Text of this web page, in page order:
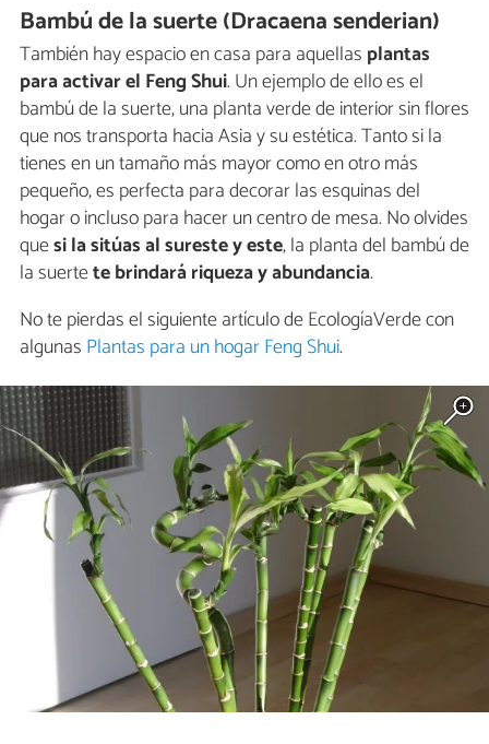
Bambú de la suerte (Dracaena senderian)
También hay espacio en casa para aquellas plantas
para activar el Feng Shui. Un ejemplo de ello es el
bambú de la suerte, una planta verde de interior sin flores
que nos transporta hacia Asia y su estética. Tanto si la
tienes en un tamaño más mayor como en otro más
pequeño, es perfecta para decorar las esquinas del
hogar o incluso para hacer un centro de mesa. No olvides
quesi la sitúas al sureste y este, la planta del bambú de
la suertete brindará riqueza y abundancia.
No te pierdas el siguiente artículo de EcologíaVerde con
algunas Plantas para un hogar Feng Shui.